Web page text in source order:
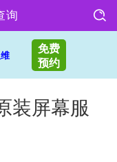
询
免费
预约
装屏幕服